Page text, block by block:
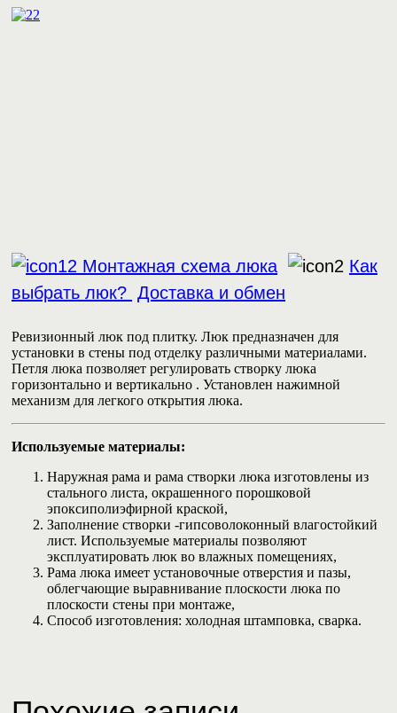
2
Монтажная схема люка
Как
выбрать люк? Доставка и обмен
Ревизионный люк под плитку. Люк предназначен для
установки в стены под отделку различными материалами.
Петля люка позволяет регулировать створку люка
горизонтально и вертикально . Установлен нажимной
механизм для легкого открытия люка.
Используемые материалы:
Наружная рама и рама створки люка изготовлены из
стального листа, окрашенного порошковой
эпоксиполиэфирной краской,
Заполнение створки -гипсоволоконный влагостойкий
лист. Используемые материалы позволяют
эксплуатировать люк во влажных помещениях,
Рама люка имеет установочные отверстия и пазы,
облегчающие выравнивание плоскости люка по
плоскости стены при монтаже,
Способ изготовления: холодная штамповка, сварка.